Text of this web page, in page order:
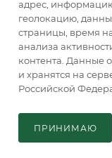
адрес, информацию
геолокацию,
страницы, время
анализа
контента. Данные
и хранятся на
Российской
ПРИНИМАЮ
Главная